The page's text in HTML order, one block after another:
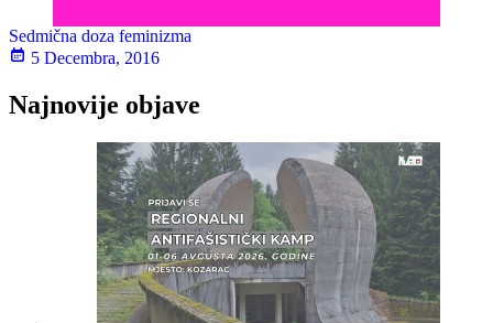
Sedmična doza feminizma
5 Decembra, 2016
Najnovije objave